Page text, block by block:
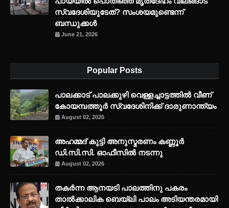
സ്വദേശിയുടേത്? സംശയമുണ്ടെന്ന്
ബന്ധുക്കൾ
June 21, 2026
Popular Posts
പാലക്കാട് പാലക്കുഴി വെള്ളച്ചാട്ടത്തില്‍ വീണ്
കോയമ്പത്തൂര്‍ സ്വദേശിനിക്ക് ദാരുണാന്ത്യം
August 02, 2026
അഹമ്മദ് കുട്ടി അനുസ്മരണം കണ്ണൂർ
ഡി.സി.സി. ഓഫീസിൽ നടന്നു
August 02, 2026
തകർന്ന ആനയടി പാലത്തിനു പകരം
താൽക്കാലിക ബെയ്‌ലി പാലം അടിയന്തരമായി